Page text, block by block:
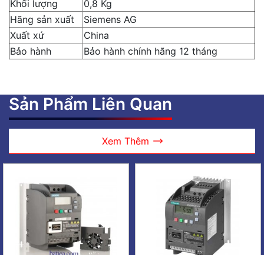
Khối lượng
0,8 Kg
Hãng sản xuất
Siemens AG
Xuất xứ
China
Bảo hành
Bảo hành chính hãng 12 tháng
Sản Phẩm Liên Quan
Xem Thêm